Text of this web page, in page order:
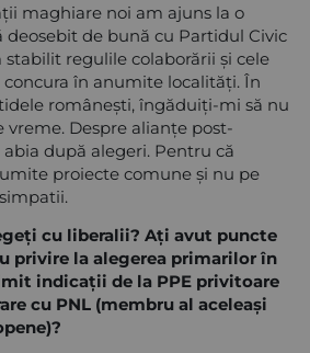
maghiare noi am ajuns la o
deosebit de bună cu Partidul Civic
stabilit regulile colaborării și cele
în anumite localități. În
românești, îngăduiți-mi să nu
Despre alianțe post-
după alegeri. Pentru că
proiecte comune și nu pe
cu liberalii? Ați avut puncte
privire la alegerea primarilor în
indicaţii de la PPE privitoare
cu PNL (membru al aceleaşi